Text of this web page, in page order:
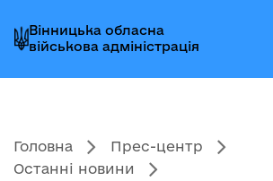
до
головного
меню
до
головного
вмісту
до
головного
колонтитула
Вінницька обласна
військова адміністрація
Головна
Прес-центр
Останні новини